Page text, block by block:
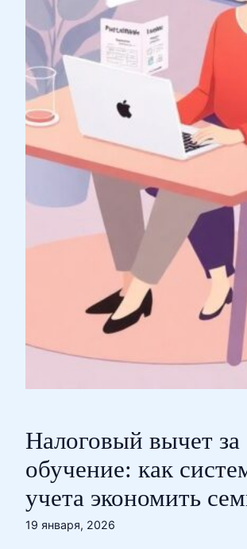
Налоговый вычет за
обучение: как
учета экономить
19 января, 2026